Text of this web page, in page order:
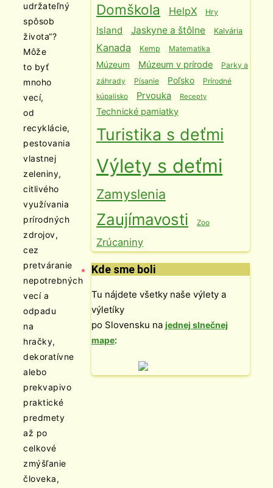
udržateľný
spôsob
života“?
Môže
to byť
mnoho
vecí,
od
recyklácie,
pestovania
vlastnej
zeleniny,
citlivého
využívania
prírodných
zdrojov,
cez
pretváranie
nepotrebných
vecí a
odpadu
na
hračky,
dekoratívne
alebo
prekvapivo
praktické
predmety
až po
celkové
zmýšľanie
človeka,
Domškola HelpX Hry
Island Jaskyne a štôlne Kalvária
Kanada Kemp Matematika
Múzeum Múzeum v prírode
Parky a
záhrady
Písanie Poľsko
Prírodné
kúpalisko
Prvouka Recepty
Technické pamiatky
Turistika s deťmi
Výlety s deťmi
Zamyslenia
Zaujímavosti Zoo
Zrúcaniny
Kde sme boli
Tu nájdete všetky naše výlety a
výletíky
po Slovensku na jednej slnečnej
mape: